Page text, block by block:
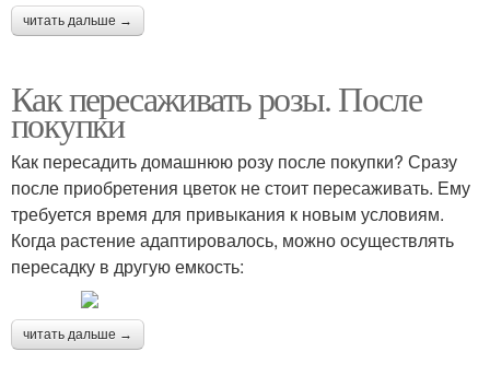
читать дальше →
Как пересаживать розы. После
покупки
Как пересадить домашнюю розу после покупки? Сразу
после приобретения цветок не стоит пересаживать. Ему
требуется время для привыкания к новым условиям.
Когда растение адаптировалось, можно осуществлять
пересадку в другую емкость:
читать дальше →